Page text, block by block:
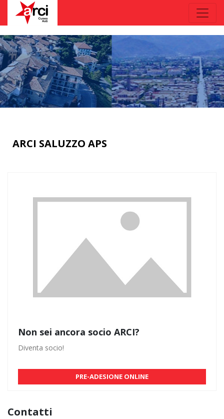
ARCI SALUZZO APS
Non sei ancora socio ARCI?
Diventa socio!
PRE-ADESIONE ONLINE
Contatti